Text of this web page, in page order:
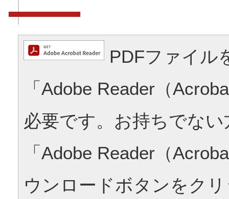
PDFファイル
「Adobe Reader（
必要です。お持ちでな
「Adobe Reader（
ウンロードボタンをク